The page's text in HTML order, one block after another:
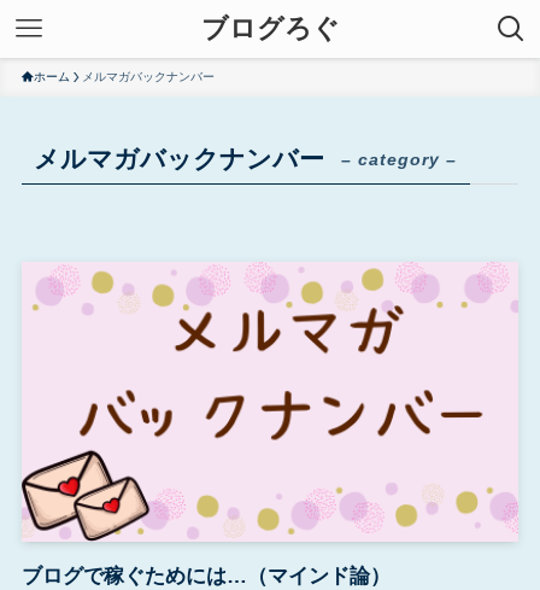
ブログろぐ
ホーム メルマガバックナンバー
メルマガバックナンバー – category –
ブログで稼ぐためには…（マインド論）